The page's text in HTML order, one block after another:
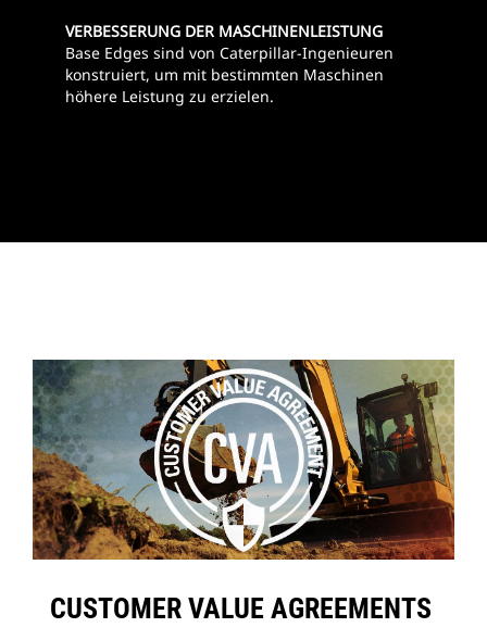
VERBESSERUNG DER MASCHINENLEISTUNG
Base Edges sind von Caterpillar-Ingenieuren
konstruiert, um mit bestimmten Maschinen
höhere Leistung zu erzielen.
CUSTOMER VALUE AGREEMENTS